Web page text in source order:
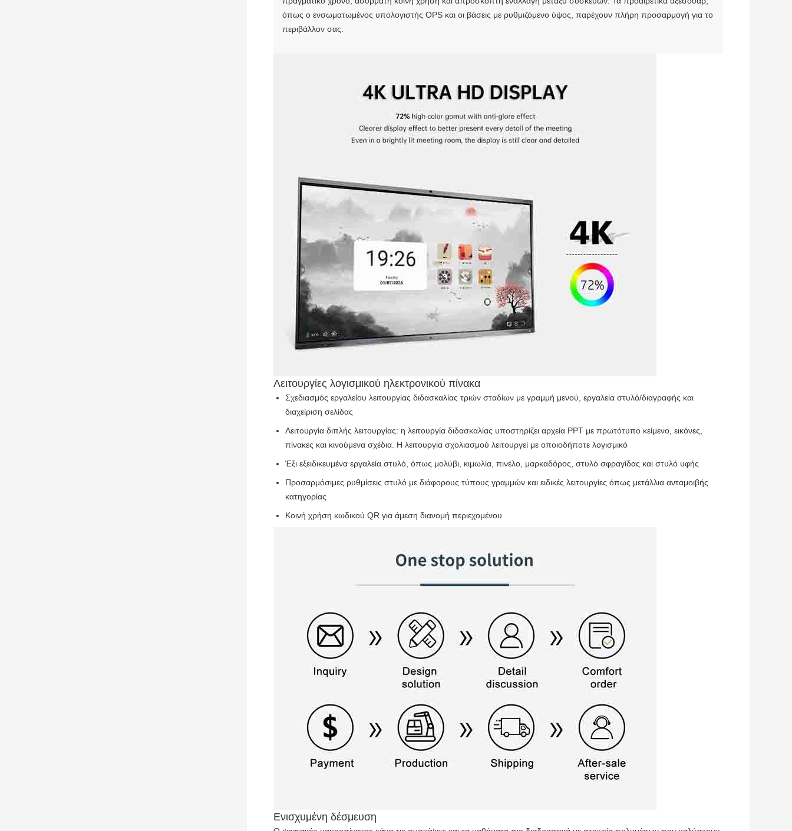
όπως ο ενσωματωμένος υπολογιστής OPS και οι βάσεις με ρυθμιζόμενο ύψος, παρέχουν πλήρη προσαρμογή για το
περιβάλλον σας.
Λειτουργίες λογισμικού ηλεκτρονικού πίνακα
Σχεδιασμός εργαλείου λειτουργίας διδασκαλίας τριών σταδίων με γραμμή μενού, εργαλεία στυλό/διαγραφής και
διαχείριση σελίδας
Λειτουργία διπλής λειτουργίας: η λειτουργία διδασκαλίας υποστηρίζει αρχεία PPT με πρωτότυπο κείμενο, εικόνες,
πίνακες και κινούμενα σχέδια. Η λειτουργία σχολιασμού λειτουργεί με οποιοδήποτε λογισμικό
Έξι εξειδικευμένα εργαλεία στυλό, όπως μολύβι, κιμωλία, πινέλο, μαρκαδόρος, στυλό σφραγίδας και στυλό υφής
Προσαρμόσιμες ρυθμίσεις στυλό με διάφορους τύπους γραμμών και ειδικές λειτουργίες όπως μετάλλια ανταμοιβής
κατηγορίας
Κοινή χρήση κωδικού QR για άμεση διανομή περιεχομένου
Ενισχυμένη δέσμευση